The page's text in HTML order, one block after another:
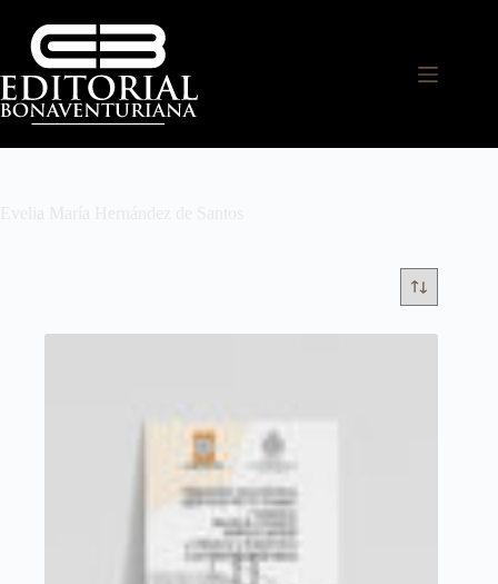
Evelia María Hernández de Santos